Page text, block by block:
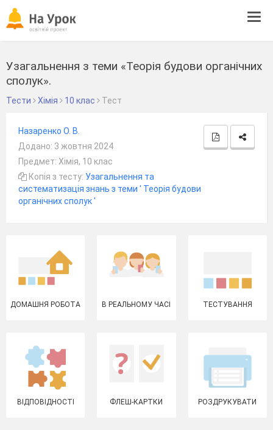
Узагальнення з теми «Теорія будови органічних
сполук».
Тести Хімія 10 клас Тест
Назаренко О. В.
Додано: 3 жовтня 2024
Предмет: Хімія, 10 клас
Копія з тесту: Узагальнення та
систематизація знань з теми ' Теорія будови
органічних сполук '
ДОМАШНЯ РОБОТА В РЕАЛЬНОМУ ЧАСІ ТЕСТУВАННЯ
ВІДПОВІДНОСТІ ФЛЕШ-КАРТКИ РОЗДРУКУВАТИ